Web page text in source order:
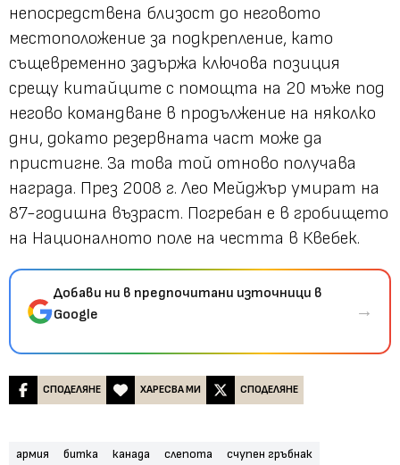
непосредствена близост до неговото
местоположение за подкрепление, като
същевременно задържа ключова позиция
срещу китайците с помощта на 20 мъже под
негово командване в продължение на няколко
дни, докато резервната част може да
пристигне. За това той отново получава
награда. През 2008 г. Лео Мейджър умират на
87-годишна възраст. Погребан е в гробището
на Националното поле на честта в Квебек.
Добави ни в предпочитани източници в
Google
→
СПОДЕЛЯНЕ ХАРЕСВА МИ СПОДЕЛЯНЕ
армия битка канада слепота
счупен гръбнак